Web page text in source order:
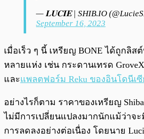
— 𝐋𝐔𝐂𝐈𝐄 | SHIB.IO
September 16, 2023
เมื่อเร็ว ๆ นี้ เหรียญ BONE ได้ถูกลิส
หลายแห่ง เช่น กระดานเทรด
และแพลตฟอร์ม Reku ของอินโดนีเซี
อย่างไรก็ตาม ราคาของเหรียญ
ไม่มีการเปลี่ยนแปลงมากนักแม้ว่าจ
การลดลงอย่างต่อเนื่อง โดยนาย